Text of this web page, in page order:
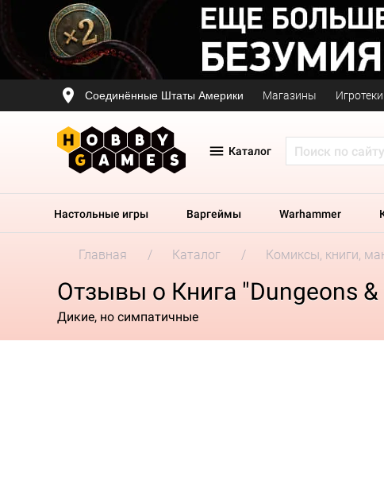
Соединённые Штаты Америки Магазины Игротеки
Каталог
Настольные игры Варгеймы Warhammer
Главная Каталог Комиксы, книги,
Отзывы о Книга "Dungeons
Дикие, но симпатичные